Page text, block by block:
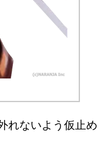
れないよう仮止め